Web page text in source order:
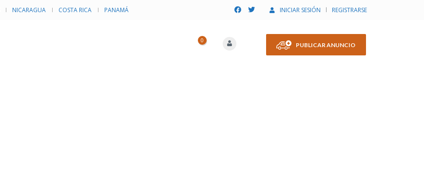
INICIAR SESIÓN REGISTRARSE
NICARAGUA COSTA RICA PANAMÁ
PUBLICAR ANUNCIO
0